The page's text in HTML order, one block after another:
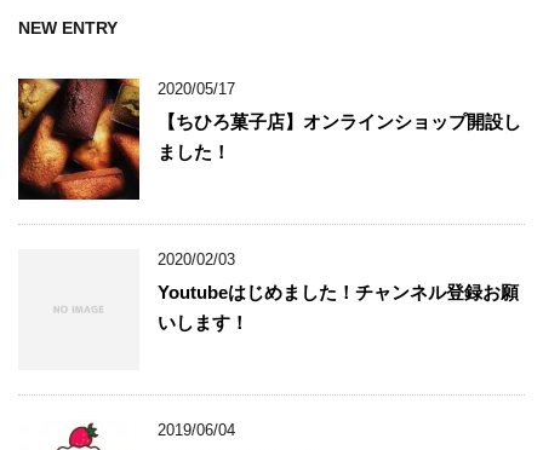
NEW ENTRY
2020/05/17
【ちひろ菓子店】オンラインショップ開設し
ました！
2020/02/03
Youtubeはじめました！チャンネル登録お願
いします！
2019/06/04